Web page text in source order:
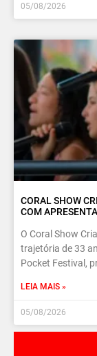
05/08/2026
CORAL SHOW
COM
O Coral Show
trajetória de 33
Pocket Festival,
LEIA MAIS »
05/08/2026